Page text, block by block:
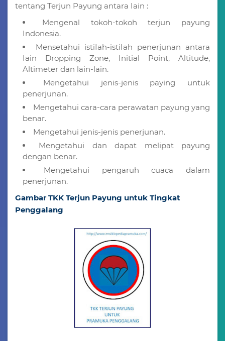
tentang Terjun Payung antara Iain :
Mengenal tokoh-tokoh terjun payung
Indonesia.
Mensetahui istiIah-istiIah penerjunan antara
Iain Dropping Zone, Initial Point, Altitude,
Altimeter dan lain-lain.
Mengetahui jenis-jenis paying untuk
penerjunan.
Mengetahui cara-cara perawatan payung yang
benar.
Mengetahui jenis-jenis penerjunan.
Mengetahui dan dapat melipat payung
dengan benar.
Mengetahui pengaruh cuaca dalam
penerjunan.
Gambar TKK Terjun Payung untuk Tingkat
Penggalang